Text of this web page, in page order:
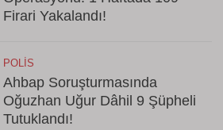
Firari Yakalandı!
POLIS
Ahbap Soruşturmasında
Oğuzhan Uğur Dâhil 9 Şüpheli
Tutuklandı!